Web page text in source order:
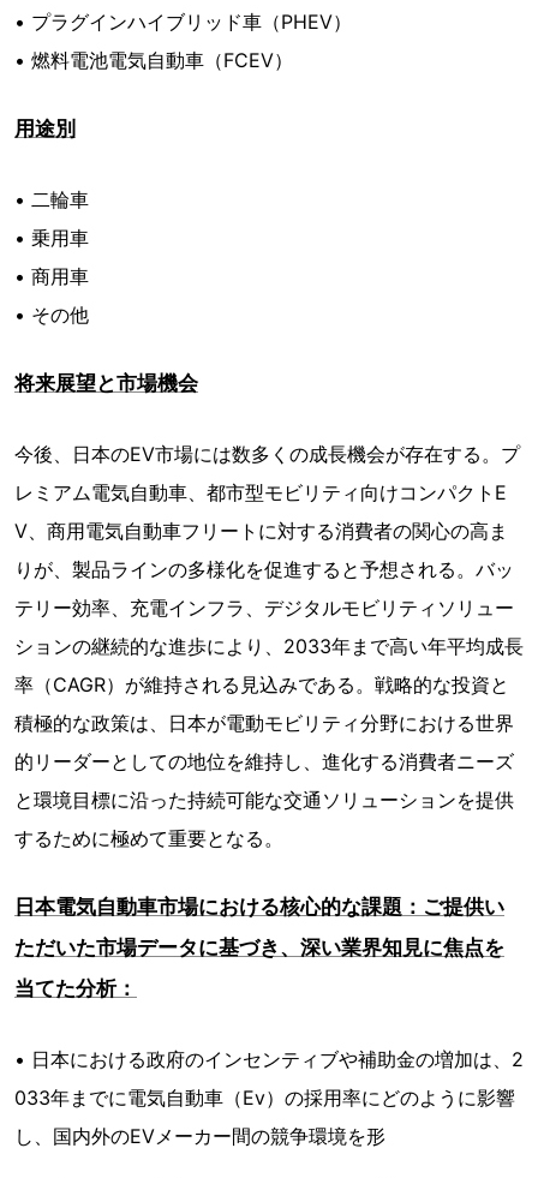
• プラグインハイブリッド車（PHEV）
• 燃料電池電気自動車（FCEV）
用途別
• 二輪車
• 乗用車
• 商用車
• その他
将来展望と市場機会
今後、日本のEV市場には数多くの成長機会が存在する。プ
レミアム電気自動車、都市型モビリティ向けコンパクトE
V、商用電気自動車フリートに対する消費者の関心の高ま
りが、製品ラインの多様化を促進すると予想される。バッ
テリー効率、充電インフラ、デジタルモビリティソリュー
ションの継続的な進歩により、2033年まで高い年平均成長
率（CAGR）が維持される見込みである。戦略的な投資と
積極的な政策は、日本が電動モビリティ分野における世界
的リーダーとしての地位を維持し、進化する消費者ニーズ
と環境目標に沿った持続可能な交通ソリューションを提供
するために極めて重要となる。
日本電気自動車市場における核心的な課題：ご提供い
ただいた市場データに基づき、深い業界知見に焦点を
当てた分析：
• 日本における政府のインセンティブや補助金の増加は、2
033年までに電気自動車（Ev）の採用率にどのように影響
し、国内外のEVメーカー間の競争環境を形